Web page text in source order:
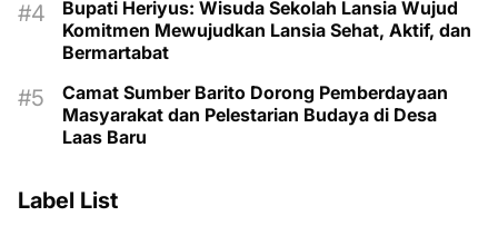
Bupati Heriyus: Wisuda Sekolah Lansia Wujud
Komitmen Mewujudkan Lansia Sehat, Aktif, dan
Bermartabat
Camat Sumber Barito Dorong Pemberdayaan
Masyarakat dan Pelestarian Budaya di Desa
Laas Baru
Label List